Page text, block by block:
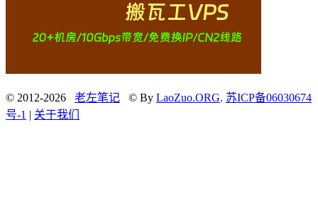
© 2012-2026 老左笔记 © By LaoZuo.ORG. 苏ICP备06030674
号-1 | 关于我们